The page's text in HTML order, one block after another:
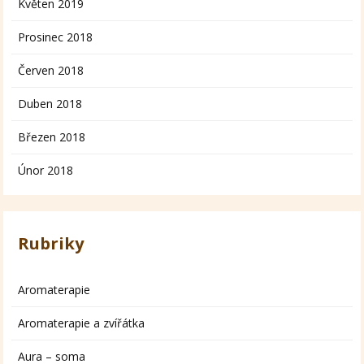
Květen 2019
Prosinec 2018
Červen 2018
Duben 2018
Březen 2018
Únor 2018
Rubriky
Aromaterapie
Aromaterapie a zvířátka
Aura – soma